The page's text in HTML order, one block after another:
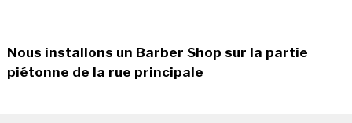
Nous installons un Barber Shop sur la partie
piétonne de la rue principale